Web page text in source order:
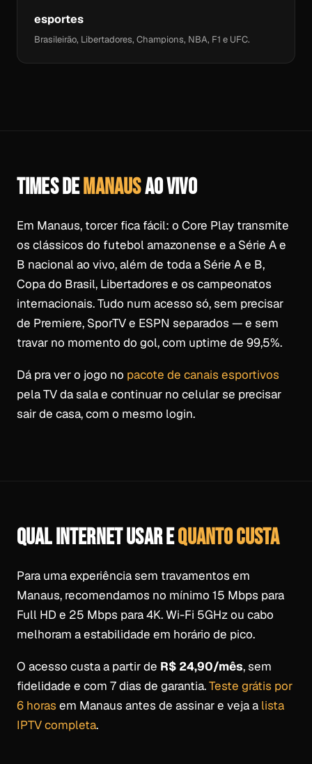
esportes
Brasileirão, Libertadores, Champions, NBA, F1 e UFC.
TIMES DEMANAUSAO VIVO
Em Manaus, torcer fica fácil: o Core Play transmite
os clássicos do futebol amazonense e a Série A e
B nacional ao vivo, além de toda a Série A e B,
Copa do Brasil, Libertadores e os campeonatos
internacionais. Tudo num acesso só, sem precisar
de Premiere, SporTV e ESPN separados — e sem
travar no momento do gol, com uptime de 99,5%.
Dá pra ver o jogo no pacote de canais esportivos
pela TV da sala e continuar no celular se precisar
sair de casa, com o mesmo login.
QUAL INTERNET USAR EQUANTO CUSTA
Para uma experiência sem travamentos em
Manaus, recomendamos no mínimo 15 Mbps para
Full HD e 25 Mbps para 4K. Wi-Fi 5GHz ou cabo
melhoram a estabilidade em horário de pico.
O acesso custa a partir de R$ 24,90/mês, sem
fidelidade e com 7 dias de garantia.Teste grátis por
6 horas em Manaus antes de assinar e veja a lista
IPTV completa.